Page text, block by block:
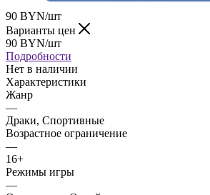
90 BYN/шт
Варианты цен
90 BYN/шт
Подробности
Нет в наличии
Характеристики
Жанр
—
Драки, Спортивные
Возрастное ограничение
—
16+
Режимы игры
—